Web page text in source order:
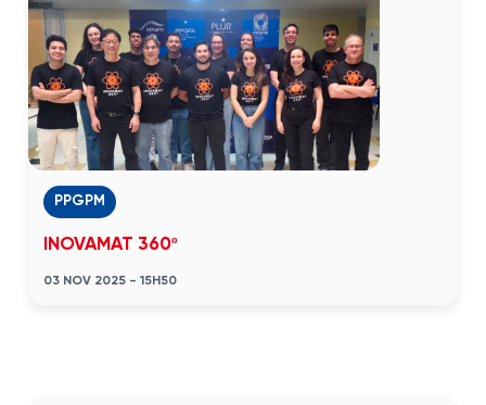
PPGPM
INOVAMAT 360º
03 NOV 2025 - 15H50